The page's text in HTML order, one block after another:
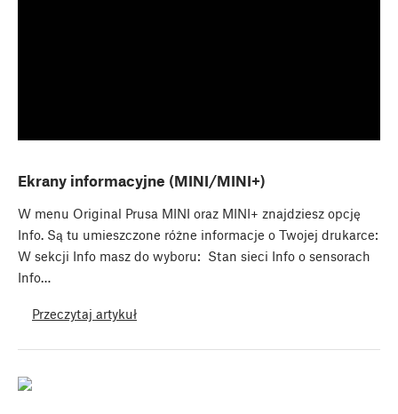
Ekrany informacyjne (MINI/MINI+)
W menu Original Prusa MINI oraz MINI+ znajdziesz opcję
Info. Są tu umieszczone różne informacje o Twojej drukarce:
W sekcji Info masz do wyboru: Stan sieci Info o sensorach
Info…
Przeczytaj artykuł